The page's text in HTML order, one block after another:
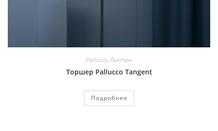
Pallucco,Люстры
Торшер Pallucco Tangent
Подробнее